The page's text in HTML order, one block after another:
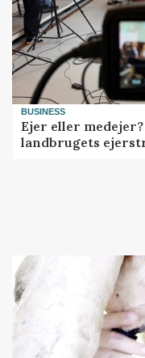
BUSINESS
Ejer eller
landbrugets